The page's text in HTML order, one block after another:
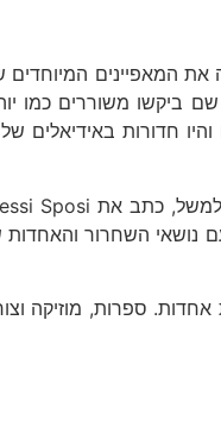
ברגש ובטבע האינדיבידואלי, אך גם
משוררים כמו
חדורות באידיאלים
נושאי השחרור
ספרות, מוזיקה